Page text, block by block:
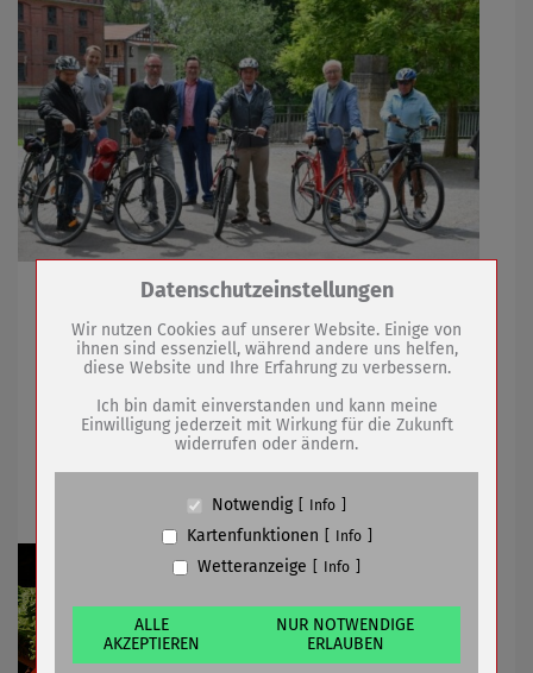
Looooos geht's: Am 23.05. startete STADTRADELN 2022
in Sömmerda und dem Landkreis
23.05.2022
Wegen Feiertag: Wochenmarkt wird
Zum Betrieb der Seite notwendige Cookies /
Name
PHP Session Cookie
Anbieter
Eigentümer dieser Website (Wenko-
Wenselaar GmbH & Co. KG)
Absicherung Kontaktformular / SPAM
Cookiespeicherung Entscheidungscookie
Anbieter
Eigentümer dieser Website (Wenko-
Wenselaar GmbH & Co. KG)
Zweck
Speichert die Einstellungen der Besucher
bezüglich der Speicherung von Cookies.
Datenschutzeinstellungen
Wir nutzen Cookies auf unserer Website. Einige von
ihnen sind essenziell, während andere uns helfen,
diese Website und Ihre Erfahrung zu verbessern.
Ich bin damit einverstanden und kann meine
Einwilligung jederzeit mit Wirkung für die Zukunft
widerrufen oder ändern.
Notwendig Info
Kartenfunktionen Info
Wetteranzeige Info
ALLE
AKZEPTIEREN
NUR NOTWENDIGE
ERLAUBEN